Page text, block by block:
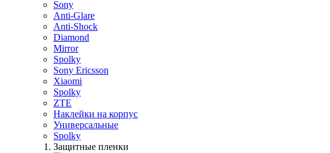
Sony
Anti-Glare
Anti-Shock
Diamond
Mirror
Spolky
Sony Ericsson
Xiaomi
Spolky
ZTE
Наклейки на корпус
Универсальные
Spolky
Защитные пленки